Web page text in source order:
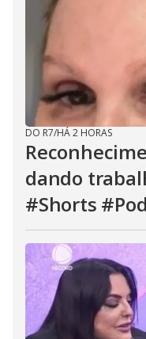
DO R7/HÁ 2 HORAS
dando
#Shorts